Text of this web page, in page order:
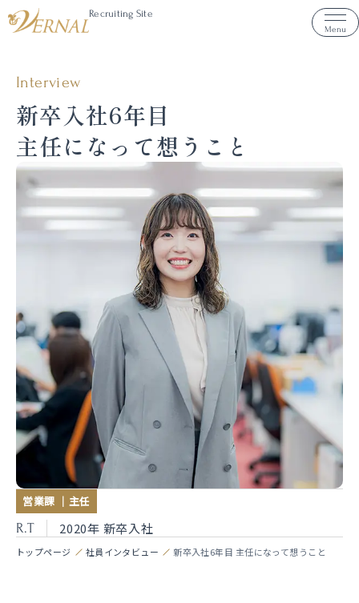
Recruiting Site
Menu
Interview
新卒入社6年目
主任になって想うこと
営業課 ｜主任
R.T 2020年 新卒入社
トップページ 社員インタビュー 新卒入社6年目 主任になって想うこと